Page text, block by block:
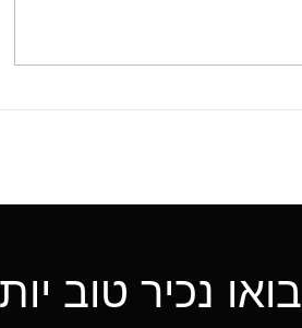
בואו נכיר טוב